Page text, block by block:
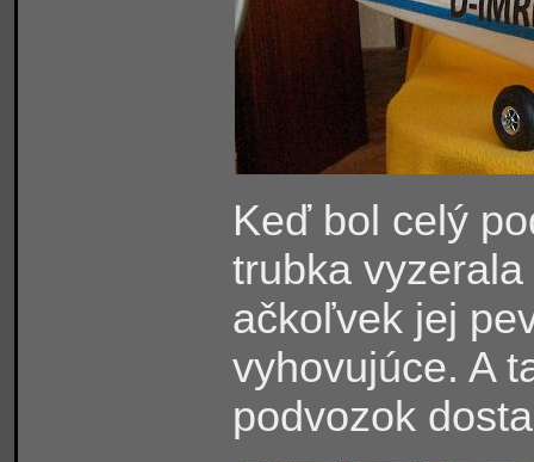
Keď bol celý
trubka
ačkoľvek jej
vyhovujúce. A
podvozok